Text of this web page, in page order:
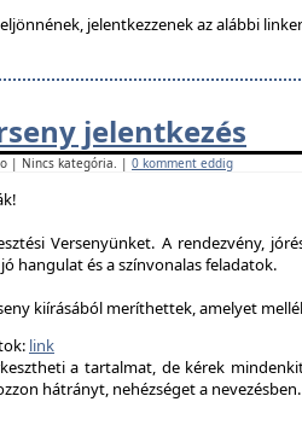
jelentkezzenek az alábbi
jelentkezés
| Nincs kategória. | 0 komment eddig
Versenyünket. A rendezvény,
hangulat és a színvonalas feladatok.
kiírásából meríthettek, amelyet
link
a tartalmat, de kérek
hátrányt, nehézséget a nevezésben.